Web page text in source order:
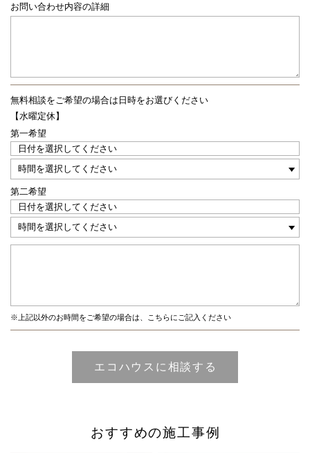
お問い合わせ内容の詳細
無料相談をご希望の場合は 日時をお選びください
【水曜定休】
第一希望
第二希望
※上記以外のお時間をご希望の場合は、こちらにご記入ください
おすすめの施工事例